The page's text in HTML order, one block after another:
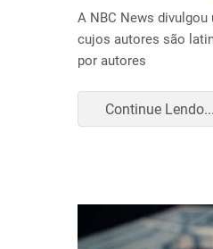
A NBC News
cujos autores são
por autores
Continue Lendo...